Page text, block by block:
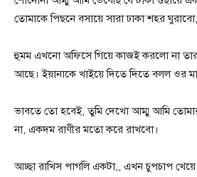
তোমাকে পিছনে বসায়ে সারা ঢাকা শহর
হুমম এখনো অফিসে গিয়ে কাজই করলো না
আছে। ইয়ানাকে খাইয়ে দিতে দিতে বলল ওর
ভাবতে তো হবেই, তুমি দেখো আম্মু আমি
না, একদম রাণীর মতো করে রাখবো।
আচ্ছা রাখিস পাগলি একটা,, এখন চুপচাপ